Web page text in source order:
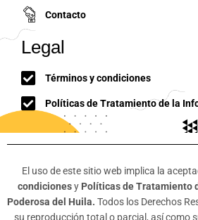
Contacto
Legal
Términos y condiciones
Políticas de Tratamiento de la
El uso de este sitio web implica la
condicionesy Políticas de Tratamiento
Poderosa del Huila. Todos los Derechos
su reproducción total o parcial, así como